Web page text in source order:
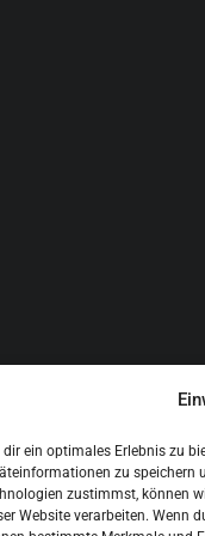
dir ein optimales Erlebnis zu
zu speichern
zustimmst, können
Website verarbeiten. Wenn